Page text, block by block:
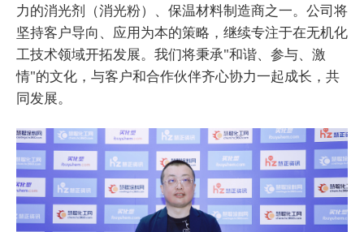
力的消光剂（消光粉）、保温材料制造商之一。公司将
坚持客户导向、应用为本的策略，继续专注于在无机化
工技术领域开拓发展。我们将秉承"和谐、参与、激
情"的文化，与客户和合作伙伴齐心协力一起成长，共
同发展。